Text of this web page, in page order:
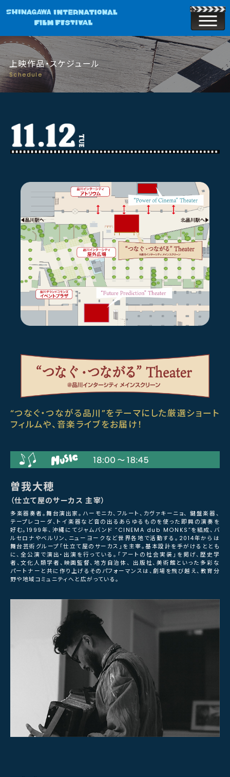
上映作品・スケジュール
Schedule
“つなぐ・つながる品川”をテーマにした厳選ショート
フィルムや、 音楽ライブをお届け！
曽我大穂
（仕立て屋のサーカス 主宰）
多楽器奏者。舞台演出家。ハーモニカ、フルート、カヴァキーニョ、 鍵盤楽器、
テープレコーダ、トイ楽器など音の出るあらゆるものを使った即興の演奏を
好む。1999年、沖縄にてジャムバンド “CINEMA dub MONKS”を結成、バ
ルセロナやベルリン、ニューヨークなど世界各地で活動する。2014年からは
舞台芸術グループ「仕立て屋のサーカス」を主宰。基本設計を手がけるととも
に、全公演で演出・出演を行っている。「アートの社会実装」を掲げ、歴史学
者、文化人類学者、映画監督、地方自治体、 出版社、美術館といった多彩な
パートナーと共に作り上げるそのパフォーマンスは、劇場を飛び越え、教育分
野や地域コミュニティへと広がっている。